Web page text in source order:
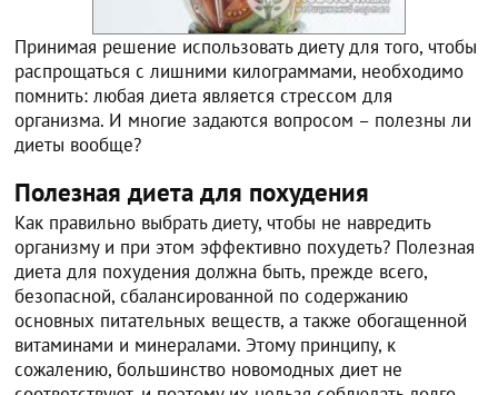
Принимая решение использовать диету для того, чтобы
распрощаться с лишними килограммами, необходимо
помнить: любая диета является стрессом для
организма. И многие задаются вопросом – полезны ли
диеты вообще?
Полезная диета для похудения
Как правильно выбрать диету, чтобы не навредить
организму и при этом эффективно похудеть? Полезная
диета для похудения должна быть, прежде всего,
безопасной, сбалансированной по содержанию
основных питательных веществ, а также обогащенной
витаминами и минералами. Этому принципу, к
сожалению, большинство новомодных диет не